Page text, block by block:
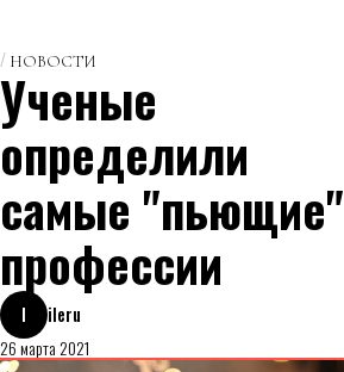
НОВОСТИ
Ученые
определили
самые "пьющие"
профессии
I
ileru
26 марта 2021